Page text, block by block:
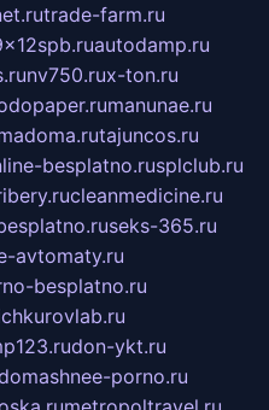
trade-farm.ru
autodamp.ru
nv750.rux-ton.ru
manunae.ru
tajuncos.ru
besplatno.rusplclub.ru
cleanmedicine.ru
seks-365.ru
avtomaty.ru
besplatno.ru
don-ykt.ru
porno.ru